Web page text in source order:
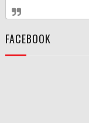
FACEBOOK